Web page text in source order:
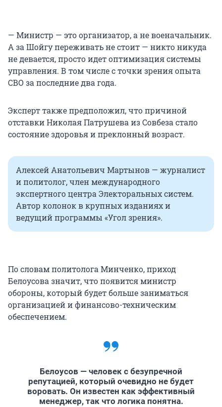
— Министр — это организатор, а не военачальник.
А за Шойгу переживать не стоит — никто никуда
не девается, просто идет оптимизация системы
управления. В том числе с точки зрения опыта
СВО за последние два года.
Эксперт также предположил, что причиной
отставки Николая Патрушева из Совбеза стало
состояние здоровья и преклонный возраст.
Алексей Анатольевич Мартынов — журналист
и политолог, член международного
экспертного центра Электоральных систем.
Автор колонок в крупных изданиях и
ведущий программы «Угол зрения».
По словам политолога Минченко, приход
Белоусова значит, что появится министр
обороны, который будет больше заниматься
организацией и финансово-техническим
обеспечением.
Белоусов — человек с безупречной
репутацией, который очевидно не будет
воровать. Он известен как эффективный
менеджер, так что логика понятна.